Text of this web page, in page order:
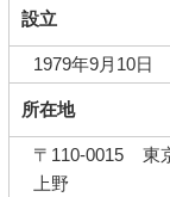
設立
1979年9月10日
所在地
〒110-0015 東
上野